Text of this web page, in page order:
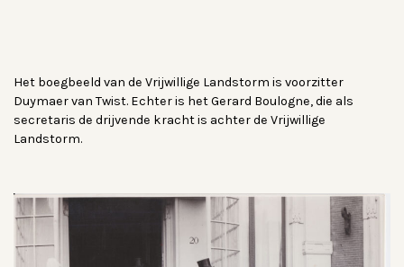
Het boegbeeld van de Vrijwillige Landstorm is voorzitter
Duymaer van Twist. Echter is het Gerard Boulogne, die als
secretaris de drijvende kracht is achter de Vrijwillige
Landstorm.